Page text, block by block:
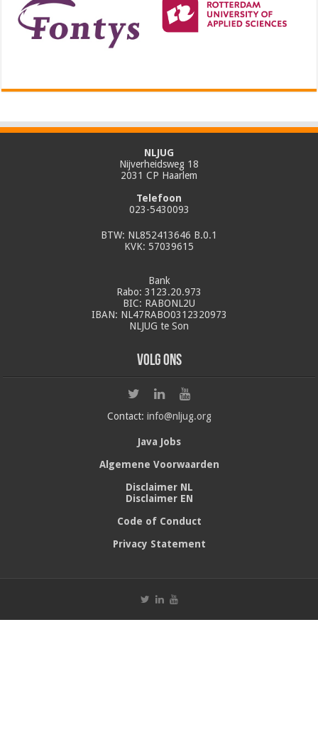
NLJUG
Nijverheidsweg 18
2031 CP Haarlem
Telefoon
023-5430093
BTW: NL852413646 B.0.1
KVK: 57039615
Bank
Rabo: 3123.20.973
BIC: RABONL2U
IBAN: NL47RABO0312320973
NLJUG te Son
Volg ons
Contact: info@nljug.org
Java Jobs
Algemene Voorwaarden
Disclaimer NL
Disclaimer EN
Code of Conduct
Privacy Statement